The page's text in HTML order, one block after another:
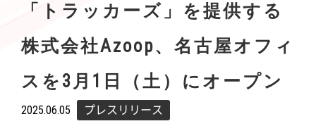
「トラッカーズ」を提供する
株式会社Azoop、名古屋オフィ
スを3月1日（土）にオープン
2025.06.05 プレスリリース